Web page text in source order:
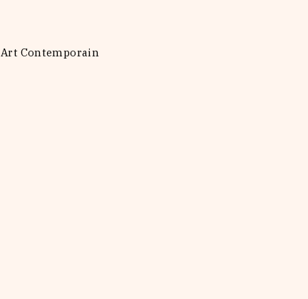
Art Contemporain